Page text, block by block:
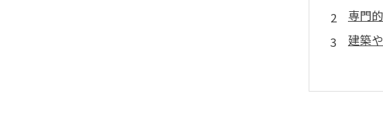
専門
建築
トラ
工場